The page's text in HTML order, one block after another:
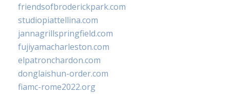
friendsofbroderickpark.com
studiopiattellina.com
jannagrillspringfield.com
fujiyamacharleston.com
elpatronchardon.com
donglaishun-order.com
fiamc-rome2022.org